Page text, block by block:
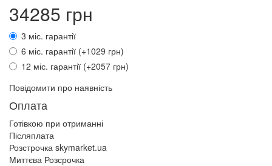
34285 грн
3 міс. гарантії
6 міс. гарантії (+1029 грн)
12 міс. гарантії (+2057 грн)
Повідомити про наявність
Оплата
Готівкою при отриманні
Післяплата
Розстрочка skymarket.ua
Миттєва Розсрочка